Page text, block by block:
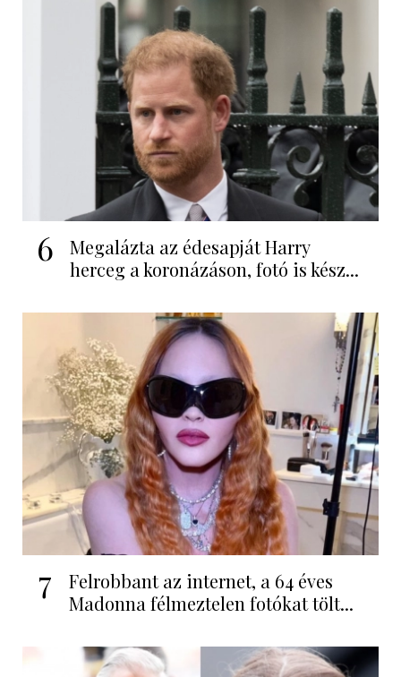
6
Megalázta az édesapját Harry
herceg a koronázáson, fotó is kész...
7
Felrobbant az internet, a 64 éves
Madonna félmeztelen fotókat tölt...